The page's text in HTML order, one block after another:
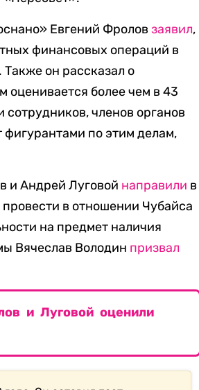
Евгений Фроловзаявил,
финансовых операций в
он рассказал о
оценивается более чем в 43
членов органов
по этим делам,
и Андрей Луговой направили в
в отношении Чубайса
на предмет наличия
Вячеслав Володин призвал
и Луговой оценили